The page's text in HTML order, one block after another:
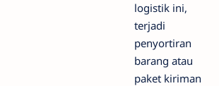
logistik ini,
terjadi
penyortiran
barang atau
paket kiriman